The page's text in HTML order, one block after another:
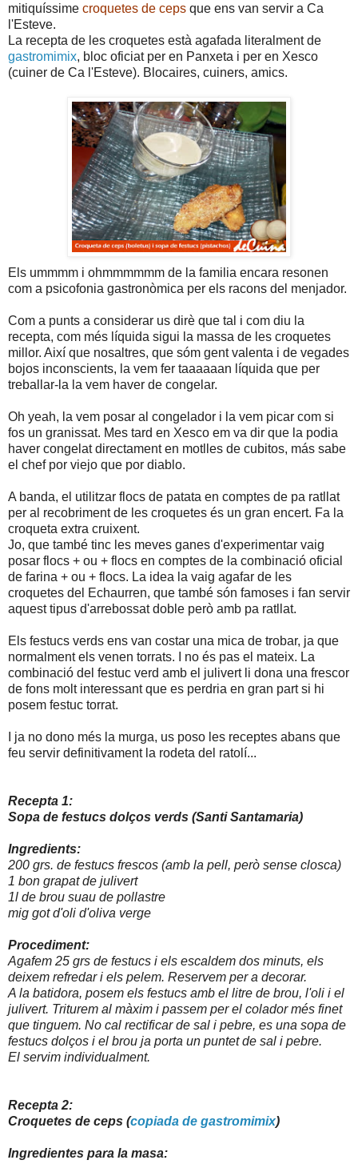
mitiquíssime croquetes de ceps que ens van servir a Ca
l'Esteve.
La recepta de les croquetes està agafada literalment de
gastromimix, bloc oficiat per en Panxeta i per en Xesco
(cuiner de Ca l'Esteve). Blocaires, cuiners, amics.
Els ummmm i ohmmmmmm de la familia encara resonen
com a psicofonia gastronòmica per els racons del menjador.
Com a punts a considerar us dirè que tal i com diu la
recepta, com més líquida sigui la massa de les croquetes
millor. Així que nosaltres, que sóm gent valenta i de vegades
bojos inconscients, la vem fer taaaaaan líquida que per
treballar-la la vem haver de congelar.
Oh yeah, la vem posar al congelador i la vem picar com si
fos un granissat. Mes tard en Xesco em va dir que la podia
haver congelat directament en motlles de cubitos, más sabe
el chef por viejo que por diablo.
A banda, el utilitzar flocs de patata en comptes de pa ratllat
per al recobriment de les croquetes és un gran encert. Fa la
croqueta extra cruixent.
Jo, que també tinc les meves ganes d'experimentar vaig
posar flocs + ou + flocs en comptes de la combinació oficial
de farina + ou + flocs. La idea la vaig agafar de les
croquetes del Echaurren, que també són famoses i fan servir
aquest tipus d'arrebossat doble però amb pa ratllat.
Els festucs verds ens van costar una mica de trobar, ja que
normalment els venen torrats. I no és pas el mateix. La
combinació del festuc verd amb el julivert li dona una frescor
de fons molt interessant que es perdria en gran part si hi
posem festuc torrat.
I ja no dono més la murga, us poso les receptes abans que
feu servir definitivament la rodeta del ratolí...
Recepta 1:
Sopa de festucs dolços verds (Santi Santamaria)
Ingredients:
200 grs. de festucs frescos (amb la pell, però sense closca)
1 bon grapat de julivert
1l de brou suau de pollastre
mig got d'oli d'oliva verge
Procediment:
Agafem 25 grs de festucs i els escaldem dos minuts, els
deixem refredar i els pelem. Reservem per a decorar.
A la batidora, posem els festucs amb el litre de brou, l'oli i el
julivert. Triturem al màxim i passem per el colador més finet
que tinguem. No cal rectificar de sal i pebre, es una sopa de
festucs dolços i el brou ja porta un puntet de sal i pebre.
El servim individualment.
Recepta 2:
Croquetes de ceps (copiada de gastromimix)
Ingredientes para la masa: